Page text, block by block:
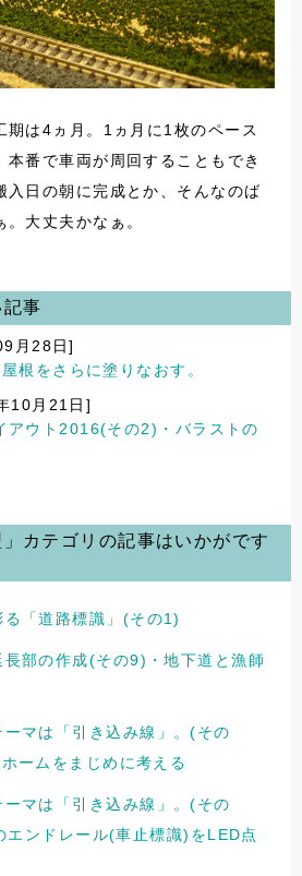
期は4ヵ月。1ヵ月に1枚のペース
本番で車両が周回することもでき
入日の朝に完成とか、そんなのば
大丈夫かなぁ。
事
月28日]
根をさらに塗りなおす。
10月21日]
アウト2016(その2)・バラストの
カテゴリの記事はいかがです
る「道路標識」(その1)
長部の作成(その9)・地下道と漁師
ーマは「引き込み線」。(その
ームをまじめに考える
ーマは「引き込み線」。(その
ンドレール(車止標識)をLED点